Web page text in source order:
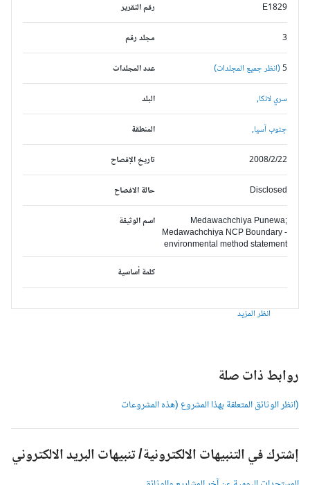
رقم التقرير E1829
مجلد رقم
عدد المجلدات (انظر جميع المجلدات)
البلد سري لانكا,
المنطقة جنوب آسيا,
تاريخ الإفصاح 2008/2/22
حالة الافصاح Disclosed
اسم الوثيقة
Medawachchiya Punewa;
Medawachchiya NCP Boundary -
environmental method statement
كلمة أساسية
انظر المزيد
روابط ذات صلة
(انظر الوثائق المتعلقة بهذا المشروع (هذه المشروعات
إشترك في التنبيهات الالكترونية/ تنبيهات البريد الالكتروني